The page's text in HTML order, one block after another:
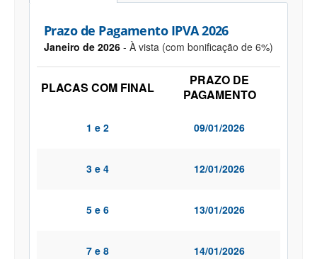
Prazo de Pagamento IPVA 2026
Janeiro de 2026 - À vista (com bonificação de 6%)
PLACAS COM FINAL
PRAZO DE
PAGAMENTO
1 e 2 09/01/2026
3 e 4 12/01/2026
5 e 6 13/01/2026
7 e 8 14/01/2026